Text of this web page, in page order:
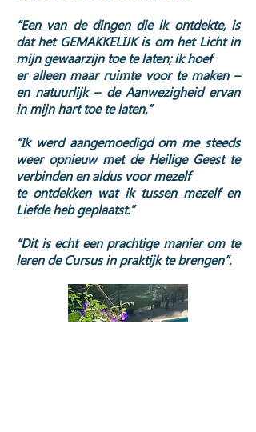
“Een van de dingen die ik ontdekte, is
dat het GEMAKKELIJK is om het Licht in
mijn gewaarzijn toe te laten; ik hoef
er alleen maar ruimte voor te maken –
en natuurlijk – de Aanwezigheid ervan
in mijn hart toe te laten.”
“Ik werd aangemoedigd om me steeds
weer opnieuw met de Heilige Geest te
verbinden en aldus voor mezelf
te ontdekken wat ik tussen mezelf en
Liefde heb geplaatst.”
“Dit is echt een prachtige manier om te
leren de Cursus in praktijk te brengen”.